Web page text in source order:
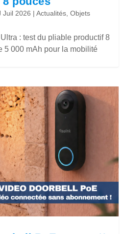
Juil 2026 |Actualités ,Objets
: test du pliable productif 8
5 000 mAh pour la mobilité